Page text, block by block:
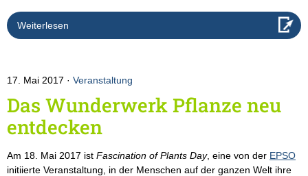
Weiterlesen
17. Mai 2017 Veranstaltung
Das Wunderwerk Pflanze neu
entdecken
Am 18. Mai 2017 ist Fascination of Plants Day, eine von der EPSO
initiierte Veranstaltung, in der Menschen auf der ganzen Welt ihre